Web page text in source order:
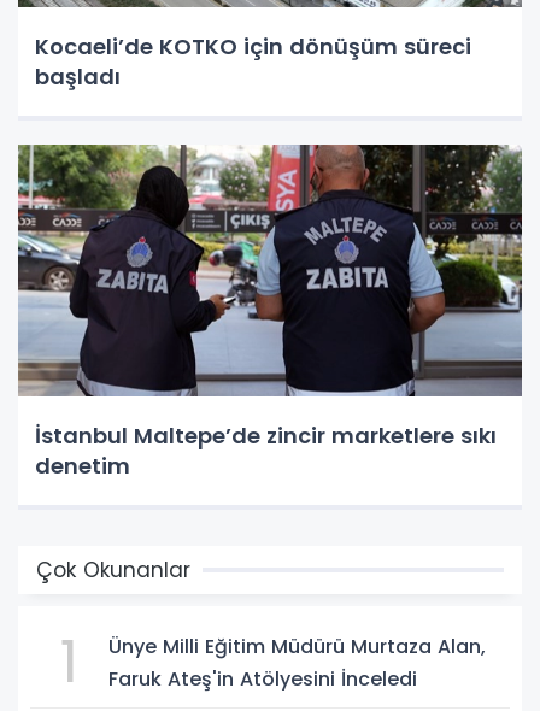
Kocaeli’de KOTKO için dönüşüm süreci
başladı
İstanbul Maltepe’de zincir marketlere sıkı
denetim
Çok Okunanlar
1
Ünye Milli Eğitim Müdürü Murtaza Alan,
Faruk Ateş'in Atölyesini İnceledi